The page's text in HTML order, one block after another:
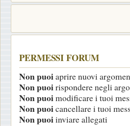
PERMESSI FORUM
Non puoiaprire nuovi
Non puoirispondere negli
Non puoimodificare i tuoi
Non puoicancellare i tuoi
Non puoiinviare allegati